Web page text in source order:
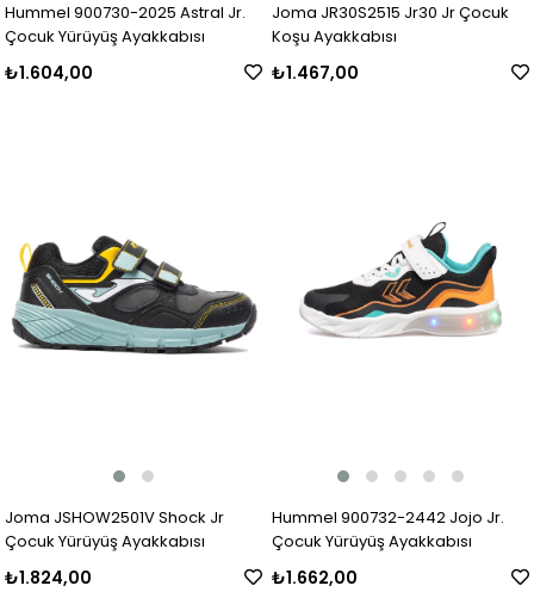
Hummel 900730-2025 Astral Jr.
Çocuk Yürüyüş Ayakkabısı
₺1.604,00
Joma JR30S2515 Jr30 Jr Çocuk
Koşu Ayakkabısı
₺1.467,00
Joma JSHOW2501V Shock Jr
Çocuk Yürüyüş Ayakkabısı
₺1.824,00
Hummel 900732-2442 Jojo Jr.
Çocuk Yürüyüş Ayakkabısı
₺1.662,00